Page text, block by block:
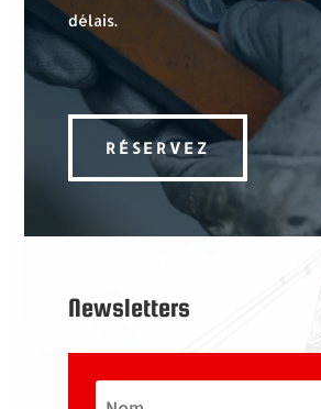
délais.
RÉSERVEZ
Newsletters